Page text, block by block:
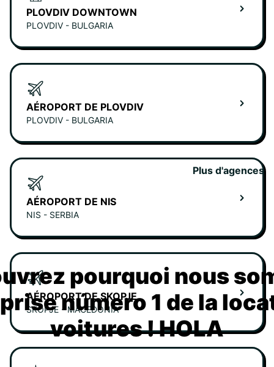
PLOVDIV DOWNTOWN
PLOVDIV - BULGARIA
AÉROPORT DE PLOVDIV
PLOVDIV - BULGARIA
AÉROPORT DE NIS
NIS - SERBIA
AÉROPORT DE SKOPJE
SKOPJE - MACEDONIA
Plus d'agences
pourquoi nous
número 1 de la
voitures ! HOLA